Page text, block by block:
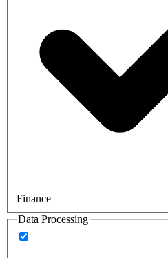
Finance
Data Processing